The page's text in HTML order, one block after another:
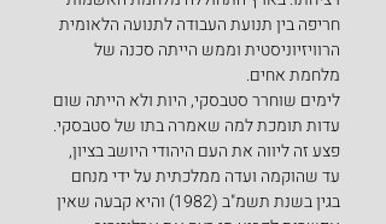
חריפה בין תנועת העבודה לתנועה הלאומית
הרוויזיוניסטית וממש הייתה סכנה של
מלחמת אחים.
לימים שוחרר סטבסקי, היות ולא הייתה שום
עדות תומכת למה שאמרה בתו של סטבסקי.
פצע זה ליווה את העם היהודי היושב בציון,
עד שהוקמה ועדה ממלכתית על ידי מנחם
בגין בשנת תשמ"ב (1982) והיא קבעה שאין